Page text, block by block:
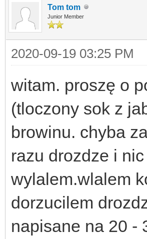
Tom tom
Junior Member
2020-09-19 03:25 PM
witam. proszę o
(tloczony sok z
browinu. chyba
razu drozdze i
wylalem.wlalem
dorzucilem
napisane na 20 -